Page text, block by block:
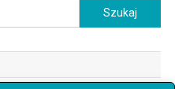
Szukaj: